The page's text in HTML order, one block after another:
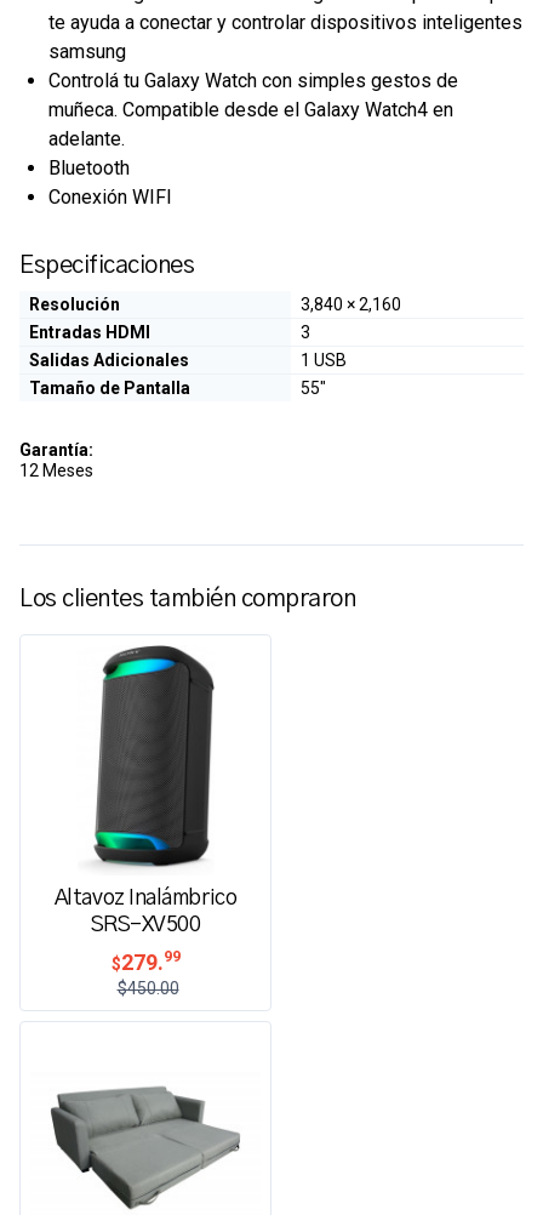
te ayuda a conectar y controlar dispositivos inteligentes
samsung
Controlá tu Galaxy Watch con simples gestos de
muñeca. Compatible desde el Galaxy Watch4 en
adelante.
Bluetooth
Conexión WIFI
Especificaciones
Resolución
3,840 × 2,160
Entradas HDMI
3
Salidas Adicionales
1 USB
Tamaño de Pantalla
55"
Garantía:
12 Meses
Los clientes también compraron
Altavoz Inalámbrico
SRS-XV500
$279.99
$450.00